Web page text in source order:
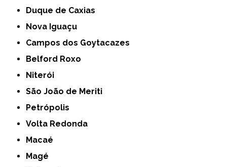
Duque de Caxias
Nova Iguaçu
Campos dos Goytacazes
Belford Roxo
Niterói
São João de Meriti
Petrópolis
Volta Redonda
Macaé
Magé